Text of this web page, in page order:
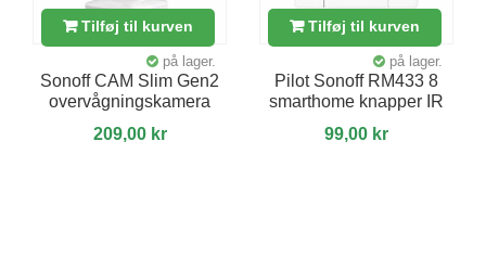
Tilføj til kurven
på lager.
Sonoff CAM Slim Gen2
overvågningskamera
209,00 kr
Tilføj til kurven
på lager.
Pilot Sonoff RM433 8
smarthome knapper IR
99,00 kr